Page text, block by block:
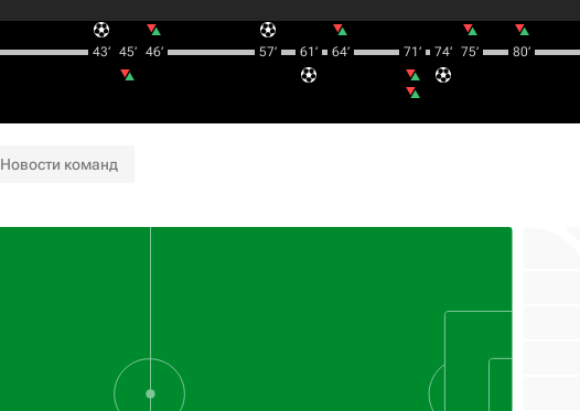
43‎’‎ 45‎’‎ 46‎’‎ 57‎’‎ 61‎’‎ 64‎’‎ 71‎’‎ 74‎’‎ 75‎’‎ 80‎’‎
Новости команд